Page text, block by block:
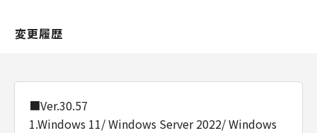
変更履歴
■Ver.30.57
1.Windows 11/ Windows Server 2022/ Windows